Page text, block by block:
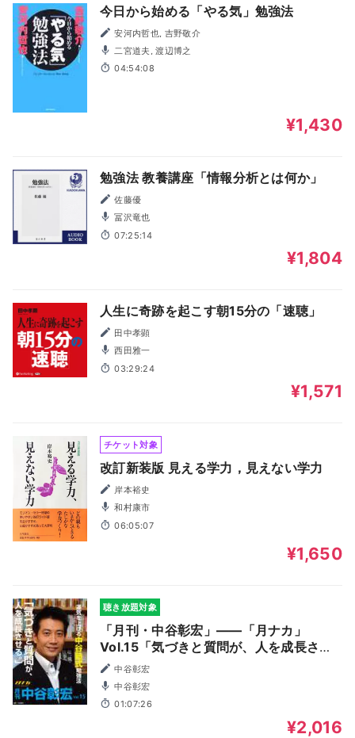
今日から始める「やる気」勉強法
安河内哲也, 吉野敬介
二宮道夫, 渡辺博之
04:54:08
¥1,430
勉強法 教養講座「情報分析とは何か」
佐藤優
冨沢竜也
07:25:14
¥1,804
人生に奇跡を起こす朝15分の「速聴」
田中孝顕
西田雅一
03:29:24
¥1,571
チケット対象
改訂新装版 見える学力，見えない学力
岸本裕史
和村康市
06:05:07
¥1,650
聴き放題対象
「月刊・中谷彰宏」――「月ナカ」
Vol.15「気づきと質問が、人を成長させ
る。」――運気を上げる中谷塾式勉強法
中谷彰宏
中谷彰宏
01:07:26
¥2,016